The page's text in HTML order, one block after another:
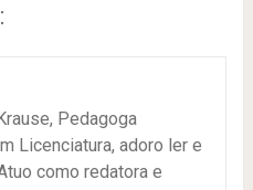
Pedagoga
Licenciatura, adoro ler e
como redatora e